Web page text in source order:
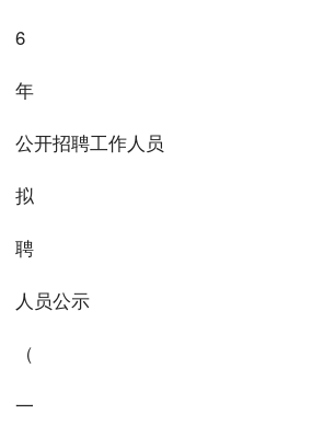
6
年
公开招聘工作人员
拟
聘
人员公示
（
一